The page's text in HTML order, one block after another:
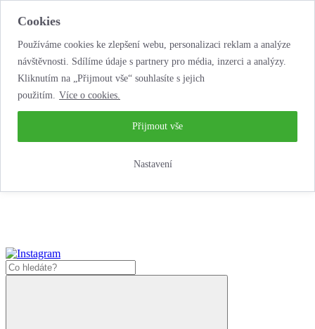
Cookies
Používáme cookies ke zlepšení webu, personalizaci reklam a analýze
návštěvnosti. Sdílíme údaje s partnery pro média, inzerci a analýzy.
Kliknutím na „Přijmout vše“ souhlasíte s jejich
použitím. Více o cookies.
Nastavení
Přijmout vše
...neobyčejná jízda životem!